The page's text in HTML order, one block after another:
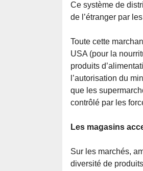
Ce système de
de l’étranger par
Toute cette
USA (pour la
produits
l’autorisation du
que les
contrôlé par les
Les magasins
Sur les marchés,
diversité de